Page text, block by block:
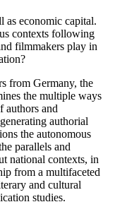
as economic capital.
contexts following
filmmakers play in
from Germany, the
the multiple ways
authors and
authorial
the autonomous
parallels and
national contexts, in
from a multifaceted
and cultural
studies.